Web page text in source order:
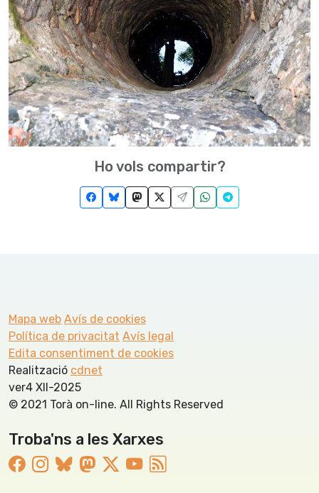
Ho vols compartir?
Mapa web Avís de cookies
Política de privacitat Avís legal
Edita consentiment de cookies
Realització cdnet
ver4 XII-2025
© 2021 Torà on-line. All Rights Reserved
Troba'ns a les Xarxes